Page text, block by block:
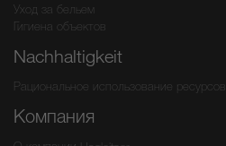
Уход за бельем
Гигиена объектов
Nachhaltigkeit
Рациональное использование ресурсов
Компания